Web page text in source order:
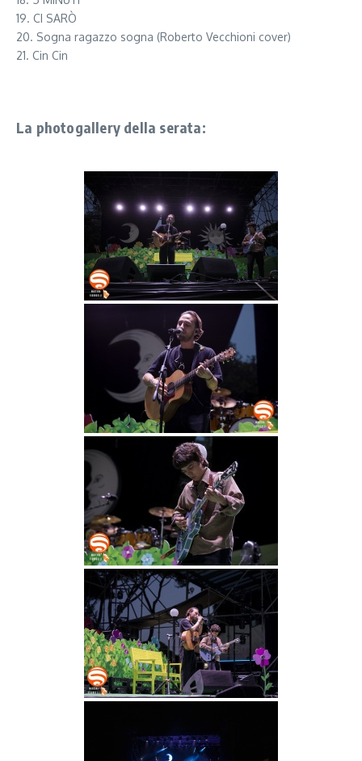
19. CI SARÒ
20. Sogna ragazzo sogna (Roberto Vecchioni cover)
21. Cin Cin
La photogallery della serata: